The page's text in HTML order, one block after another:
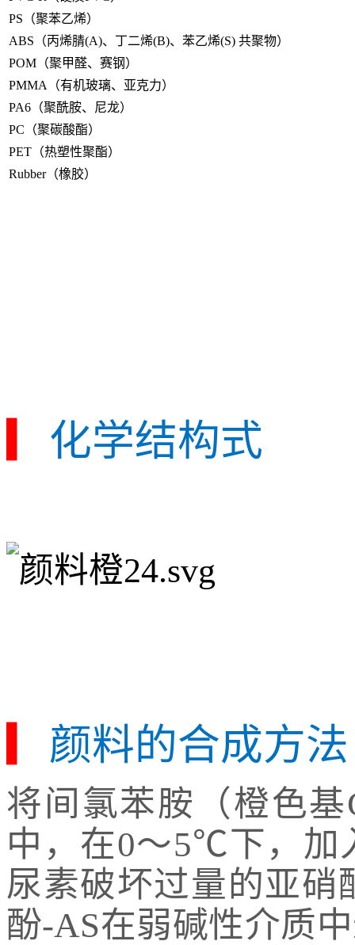
PS（聚苯乙烯）
ABS（丙烯腈(A)、丁二烯(B)、苯乙烯(S) 共聚物）
POM（聚甲醛、赛钢）
PMMA（有机玻璃、亚克力）
PA6（聚酰胺、尼龙）
PC（聚碳酸酯）
PET（热塑性聚酯）
Rubber（橡胶）
化学结构式
颜料的合成方法
将间氯苯胺（橙色
中，在0～5℃下，加
尿素破坏过量的亚硝
酚-AS在弱碱性介质